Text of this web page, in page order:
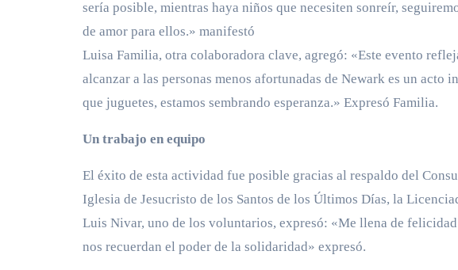
sería posible, mientras haya niños que necesiten sonreír,
de amor para ellos.» manifestó
Luisa Familia, otra colaboradora clave, agregó: «Este evento
alcanzar a las personas menos afortunadas de Newark es un acto
que juguetes, estamos sembrando esperanza.» Expresó Familia.
Un trabajo en equipo
El éxito de esta actividad fue posible gracias al respaldo del
Iglesia de Jesucristo de los Santos de los Últimos Días, la
Luis Nivar, uno de los voluntarios, expresó: «Me llena de
nos recuerdan el poder de la solidaridad» expresó.